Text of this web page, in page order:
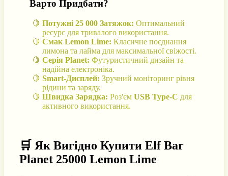
Варто Придбати?
Потужні 25 000 Затяжок: Оптимальний
ресурс для тривалого використання.
Смак Lemon Lime: Класичне поєднання
лимона та лайма для максимальної свіжості.
Серія Planet: Футуристичний дизайн та
надійна електроніка.
Smart-Дисплей: Зручний моніторинг рівня
рідини та заряду.
Швидка Зарядка: Роз'єм USB Type-C для
активного використання.
🛒 Як Вигідно Купити Elf Bar
Planet 25000 Lemon Lime